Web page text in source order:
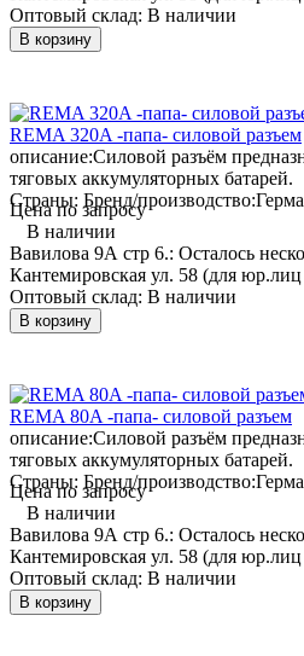
Оптовый склад: В наличии
В корзину
REMA 320A -папа- силовой разъем
описание:Силовой разъём
тяговых аккумуляторных батарей.
Страны: Бренд/производство:
Цена по запросу
В наличии
Вавилова 9А стр 6.: Осталось
Кантемировская ул. 58 (для юр.лиц
Оптовый склад: В наличии
В корзину
REMA 80A -папа- силовой разъем
описание:Силовой разъём
тяговых аккумуляторных батарей.
Страны: Бренд/производство:
Цена по запросу
В наличии
Вавилова 9А стр 6.: Осталось
Кантемировская ул. 58 (для юр.лиц
Оптовый склад: В наличии
В корзину